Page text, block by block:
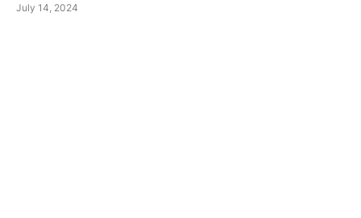
July 14, 2024